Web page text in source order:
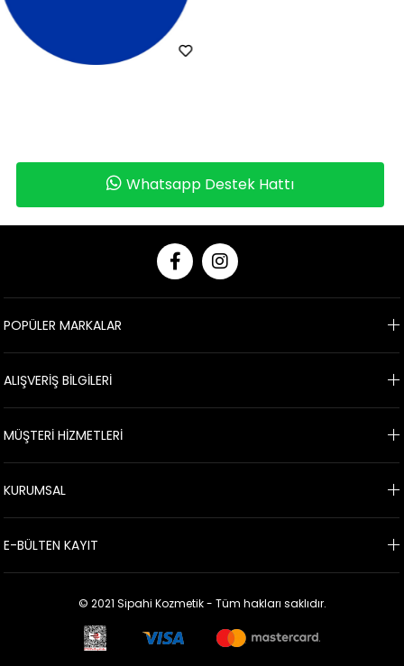
Whatsapp Destek Hattı
POPÜLER MARKALAR
ALIŞVERİŞ BİLGİLERİ
MÜŞTERİ HİZMETLERİ
KURUMSAL
E-BÜLTEN KAYIT
© 2021 Sipahi Kozmetik - Tüm hakları saklıdır.